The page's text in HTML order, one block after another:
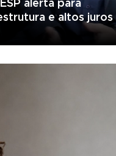
e altos juros